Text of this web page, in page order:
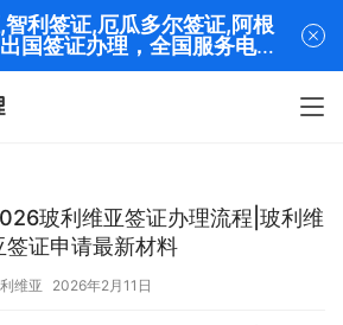
玻利维亚签证办理流程|玻利维
签证申请最新材料
维亚 2026年2月11日
利签证,厄瓜多尔签证,阿根
国签证办理，全国服务电话